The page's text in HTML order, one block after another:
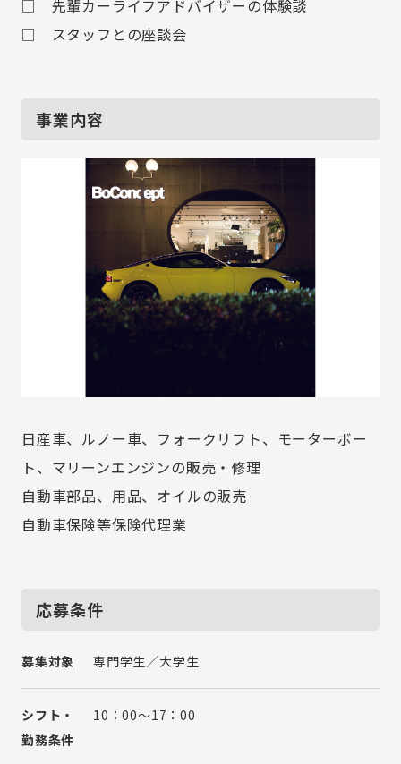
□ 先輩カーライフアドバイザーの体験談
□ スタッフとの座談会
事業内容
日産車、ルノー車、フォークリフト、モーターボー
ト、マリーンエンジンの販売・修理
自動車部品、用品、オイルの販売
自動車保険等保険代理業
応募条件
募集対象 専門学生／大学生
シフト・
勤務条件
10：00～17：00